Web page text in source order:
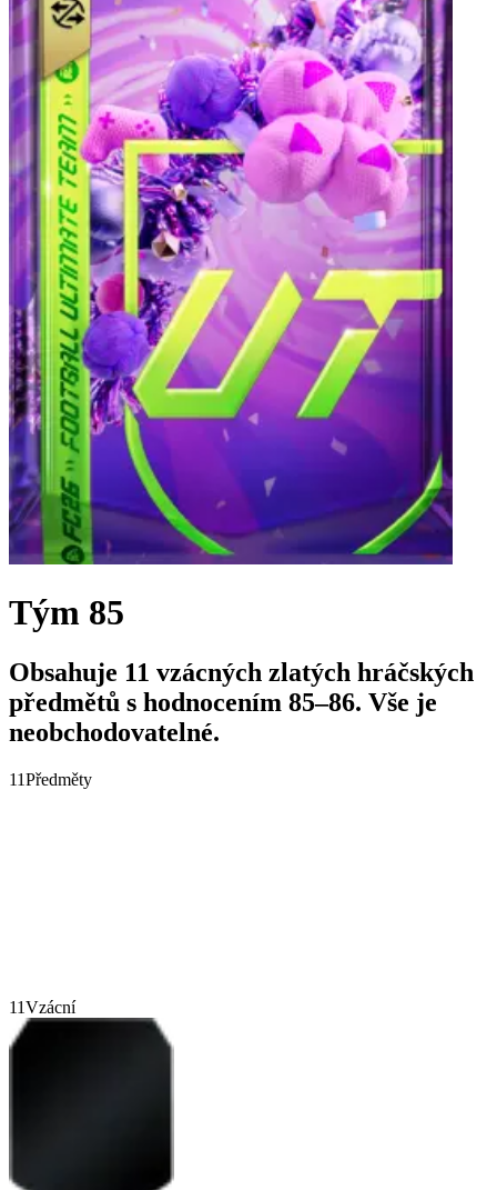
Tým 85
Obsahuje 11 vzácných zlatých hráčských
předmětů s hodnocením 85–86. Vše je
neobchodovatelné.
11Předměty
11Vzácní